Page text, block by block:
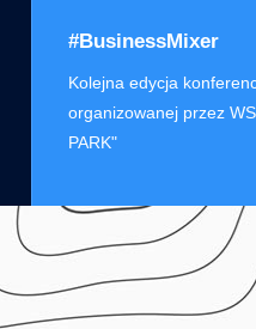
#BusinessMixer
Kolejna edycja
organizowanej przez
PARK"